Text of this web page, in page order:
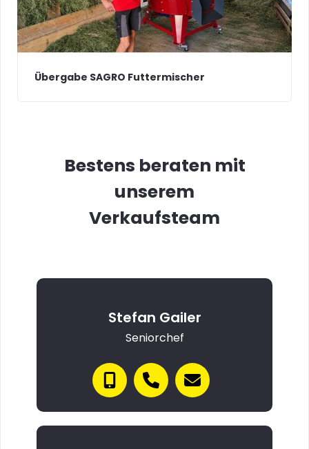
Übergabe SAGRO Futtermischer
Bestens beraten mit
unserem
Verkaufsteam
Stefan Gailer
Seniorchef